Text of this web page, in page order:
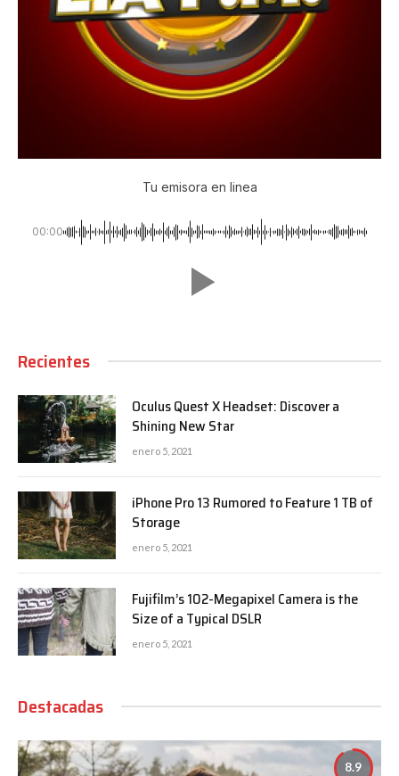
Tu emisora en linea
00:00
Recientes
Oculus Quest X Headset: Discover a
Shining New Star
enero 5, 2021
iPhone Pro 13 Rumored to Feature 1 TB of
Storage
enero 5, 2021
Fujifilm’s 102-Megapixel Camera is the
Size of a Typical DSLR
enero 5, 2021
Destacadas
8.9